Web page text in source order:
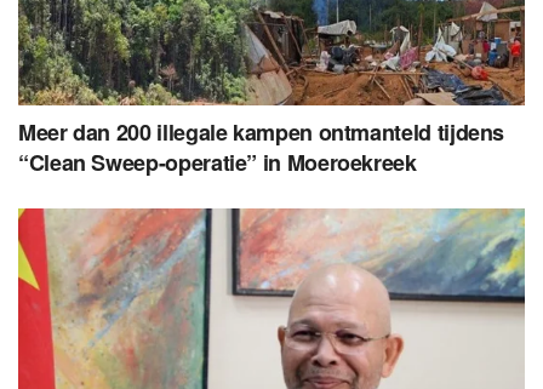
Meer dan 200 illegale kampen ontmanteld tijdens
“Clean Sweep-operatie” in Moeroekreek